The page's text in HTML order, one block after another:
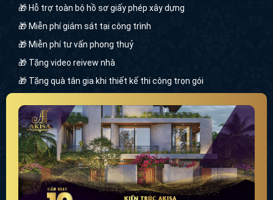
🎁 Miễn phí giám sát tại công trình
🎁 Miễn phí tư vấn phong thuỷ
🎁 Tặng video reivew nhà
🎁 Tặng quà tân gia khi thiết kế thi công trọn gói